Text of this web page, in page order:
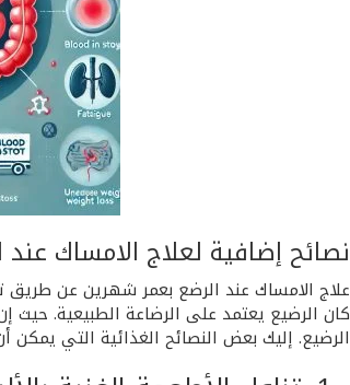
نصائح إضافية لعلاج الامساك
علاج الامساك عند الرضع بعمر شهرين عن طريق
كان الرضيع يعتمد على الرضاعة الطبيعية. حيث
الرضيع. إليك بعض النصائح الغذائية التي